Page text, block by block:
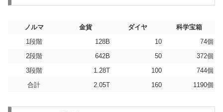
ノルマ 金貨 ダイヤ
科学宝箱
1段階
128B 10
74個
2段階
642B 50
372個
3段階
1.28T 100
744個
合計
2.05T 160 1190個